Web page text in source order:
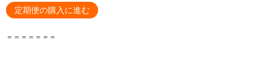
定期便の購入に進む
＝＝＝＝＝＝＝